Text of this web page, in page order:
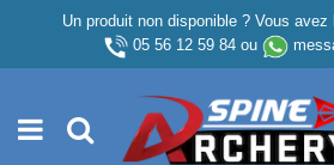
Un produit non disponible ? Vous
05 56 12 59 84ou